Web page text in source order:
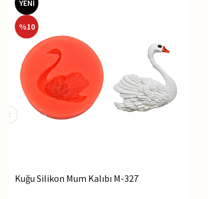
YENİ
%10
Kuğu Silikon Mum Kalıbı M-327